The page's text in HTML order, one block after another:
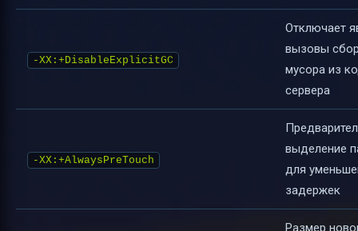
-XX:+DisableExplicitGC
Отключает
вызовы
мусора из
сервера
-XX:+AlwaysPreTouch
выделение
для
задержек
Размер